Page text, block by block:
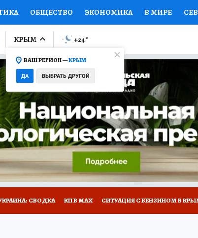
ОБЩЕСТВО ЭКОНОМИКА В МИРЕ
КОЛУМНИСТЫ
ОТКРЫВАЕМ МИР СЕМЬЯ
ПРОМОКОДЫ СЕРИАЛЫ СПЕЦПРОЕКТЫ
КОНКУРСЫ РАБОТА У НАС ГИД
САЙТЕ
КРЫМ
ВАШ РЕГИОН —КРЫМ
ДА ВЫБРАТЬ ДРУГОЙ
+24°
СВОДКА КП В МАХ СИТУАЦИЯ С БЕНЗИНОМ В